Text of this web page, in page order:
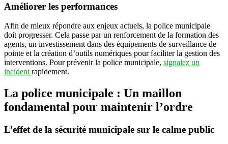
Améliorer les performances
Afin de mieux répondre aux enjeux actuels, la police municipale
doit progresser. Cela passe par un renforcement de la formation des
agents, un investissement dans des équipements de surveillance de
pointe et la création d’outils numériques pour faciliter la gestion des
interventions. Pour prévenir la police municipale, signalez un
incident rapidement.
La police municipale : Un maillon
fondamental pour maintenir l’ordre
L’effet de la sécurité municipale sur le calme public